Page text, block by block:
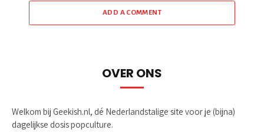
ADD A COMMENT
OVER ONS
Welkom bij Geekish.nl, dé Nederlandstalige site voor je (bijna)
dagelijkse dosis popculture.